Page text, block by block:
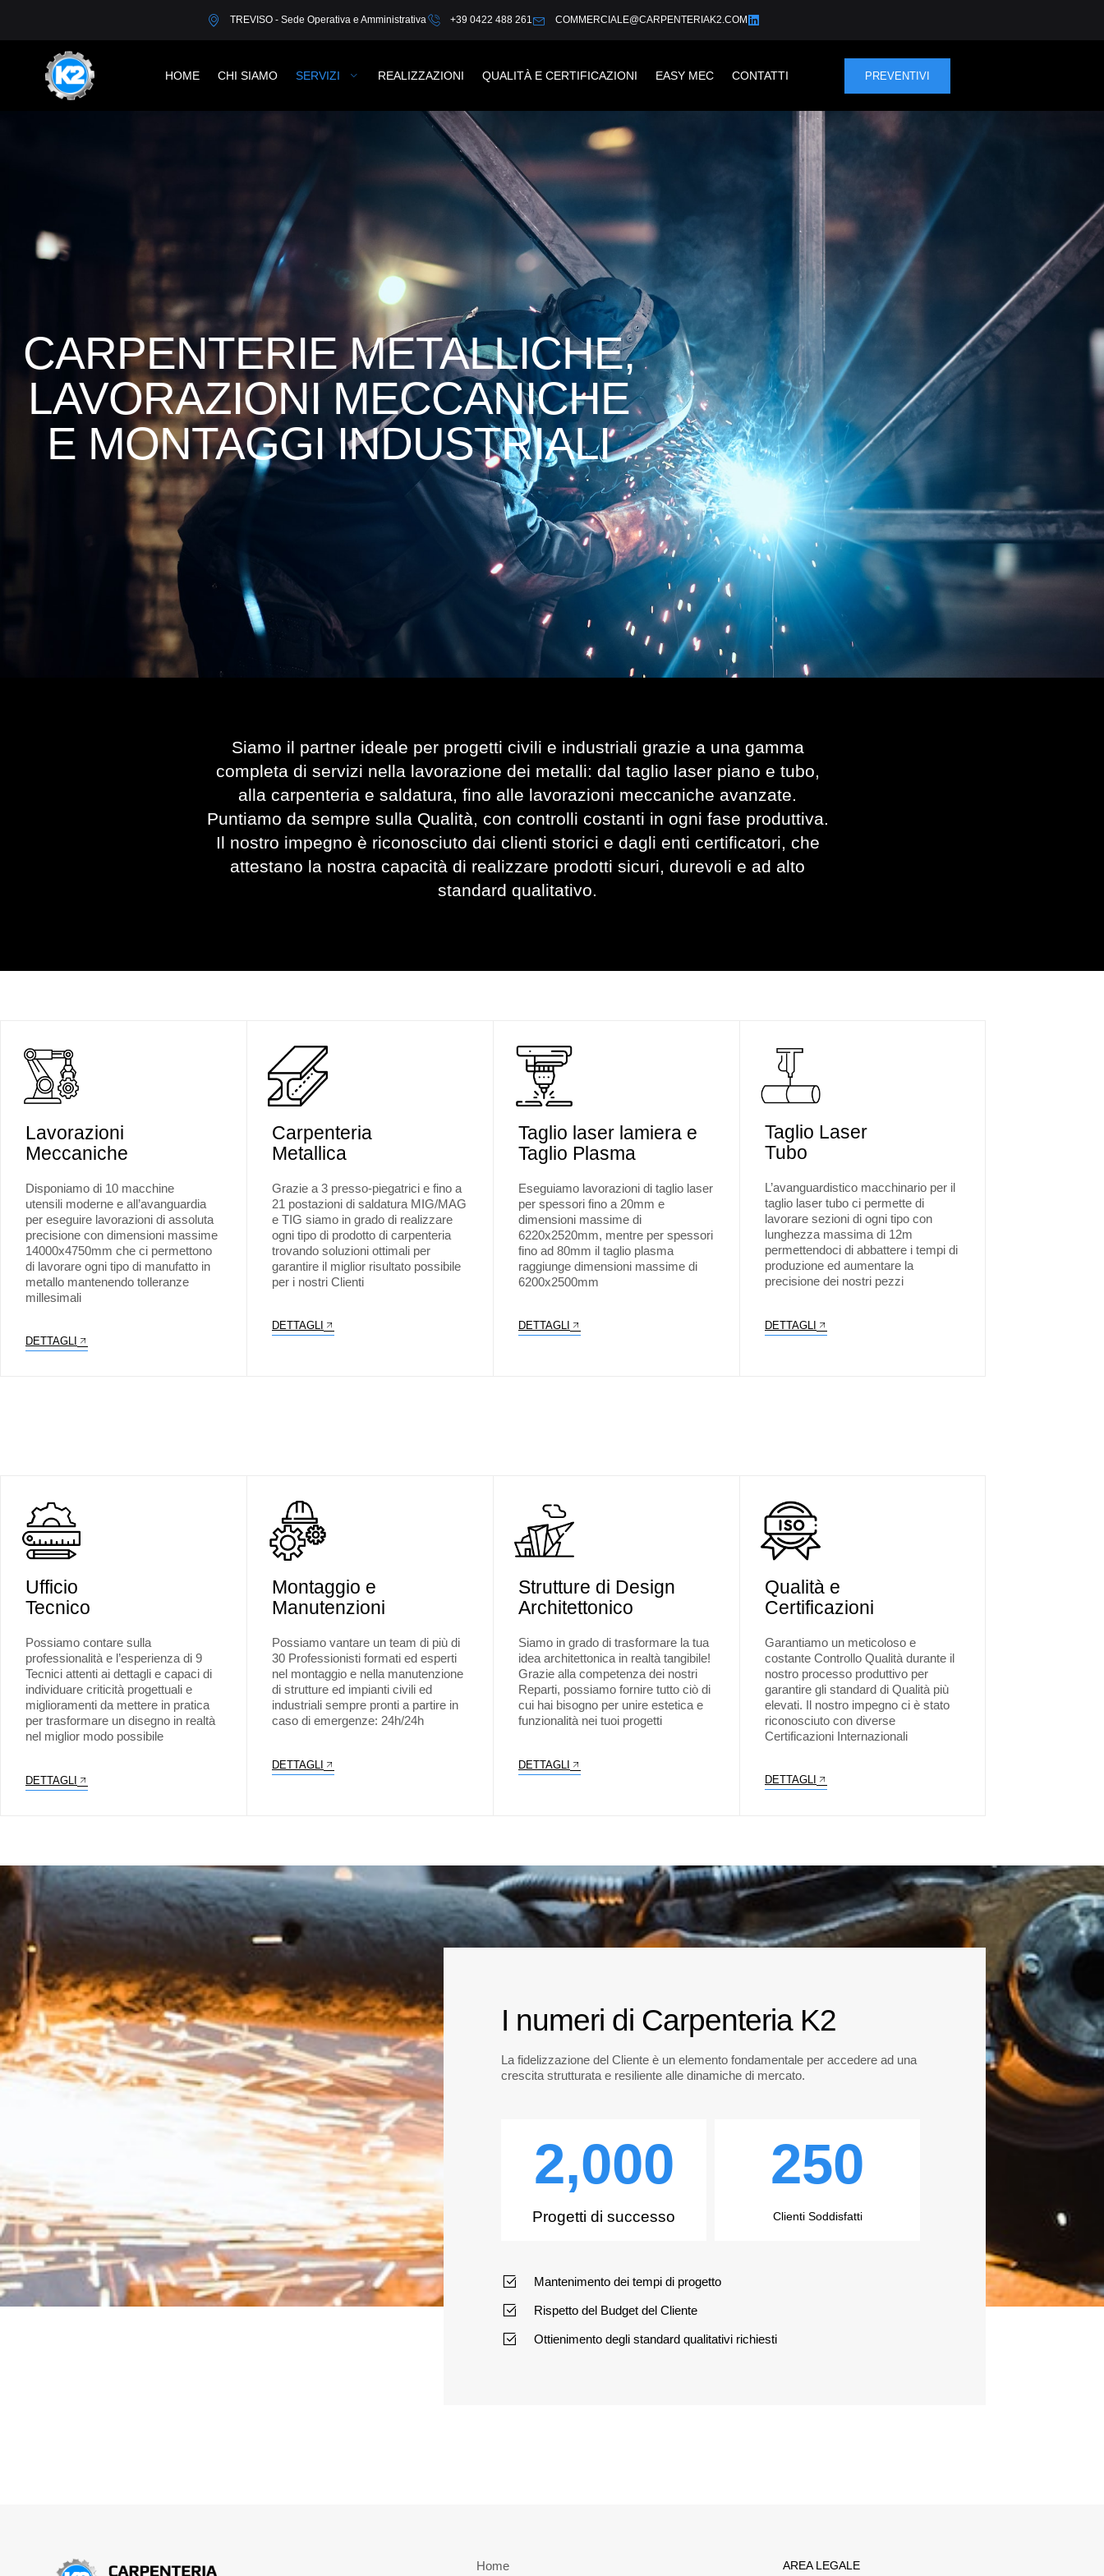
TREVISO - Sede Operativa e Amministrativa +39 0422 488 261 COMMERCIALE@CARPENTERIAK2.COM
HOME CHI SIAMO SERVIZI REALIZZAZIONI QUALITÀ E CERTIFICAZIONI EASY MEC CONTATTI PREVENTIVI
CARPENTERIE METALLICHE,
LAVORAZIONI MECCANICHE
E MONTAGGI INDUSTRIALI
Siamo il partner ideale per progetti civili e industriali grazie a una gamma
completa di servizi nella lavorazione dei metalli: dal taglio laser piano e tubo,
alla carpenteria e saldatura, fino alle lavorazioni meccaniche avanzate.
Puntiamo da sempre sulla Qualità, con controlli costanti in ogni fase produttiva.
Il nostro impegno è riconosciuto dai clienti storici e dagli enti certificatori, che
attestano la nostra capacità di realizzare prodotti sicuri, durevoli e ad alto
standard qualitativo.
Lavorazioni
Meccaniche
Disponiamo di 10 macchine
utensili moderne e all’avanguardia
per eseguire lavorazioni di assoluta
precisione con dimensioni massime
14000x4750mm che ci permettono
di lavorare ogni tipo di manufatto in
metallo mantenendo tolleranze
millesimali
DETTAGLI
Carpenteria
Metallica
Grazie a 3 presso-piegatrici e fino a
21 postazioni di saldatura MIG/MAG
e TIG siamo in grado di realizzare
ogni tipo di prodotto di carpenteria
trovando soluzioni ottimali per
garantire il miglior risultato possibile
per i nostri Clienti
DETTAGLI
Taglio laser lamiera e
Taglio Plasma
Eseguiamo lavorazioni di taglio laser
per spessori fino a 20mm e
dimensioni massime di
6220x2520mm, mentre per spessori
fino ad 80mm il taglio plasma
raggiunge dimensioni massime di
6200x2500mm
DETTAGLI
Taglio Laser
Tubo
L’avanguardistico macchinario per il
taglio laser tubo ci permette di
lavorare sezioni di ogni tipo con
lunghezza massima di 12m
permettendoci di abbattere i tempi di
produzione ed aumentare la
precisione dei nostri pezzi
DETTAGLI
Ufficio
Tecnico
Possiamo contare sulla
professionalità e l’esperienza di 9
Tecnici attenti ai dettagli e capaci di
individuare criticità progettuali e
miglioramenti da mettere in pratica
per trasformare un disegno in realtà
nel miglior modo possibile
DETTAGLI
Montaggio e
Manutenzioni
Possiamo vantare un team di più di
30 Professionisti formati ed esperti
nel montaggio e nella manutenzione
di strutture ed impianti civili ed
industriali sempre pronti a partire in
caso di emergenze: 24h/24h
DETTAGLI
Strutture di Design
Architettonico
Siamo in grado di trasformare la tua
idea architettonica in realtà tangibile!
Grazie alla competenza dei nostri
Reparti, possiamo fornire tutto ciò di
cui hai bisogno per unire estetica e
funzionalità nei tuoi progetti
DETTAGLI
Qualità e
Certificazioni
Garantiamo un meticoloso e
costante Controllo Qualità durante il
nostro processo produttivo per
garantire gli standard di Qualità più
elevati. Il nostro impegno ci è stato
riconosciuto con diverse
Certificazioni Internazionali
DETTAGLI
I numeri di Carpenteria K2
La fidelizzazione del Cliente è un elemento fondamentale per accedere ad una
crescita strutturata e resiliente alle dinamiche di mercato.
2,000
Progetti di successo
250
Clienti Soddisfatti
Mantenimento dei tempi di progetto
Rispetto del Budget del Cliente
Ottienimento degli standard qualitativi richiesti
Home AREA LEGALE